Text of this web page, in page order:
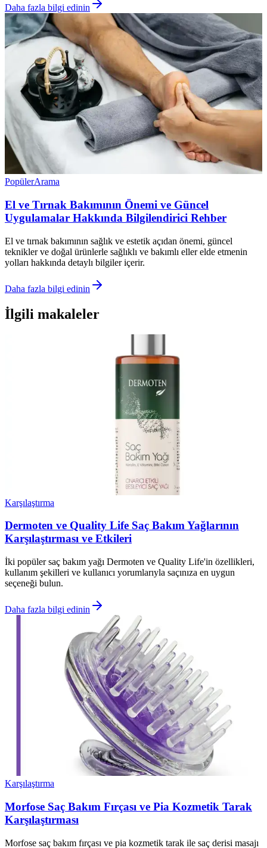
Daha fazla bilgi edinin
PopülerArama
El ve Tırnak Bakımının Önemi ve Güncel
Uygulamalar Hakkında Bilgilendirici Rehber
El ve tırnak bakımının sağlık ve estetik açıdan önemi, güncel
teknikler ve doğal ürünlerle sağlıklı ve bakımlı eller elde etmenin
yolları hakkında detaylı bilgiler içerir.
Daha fazla bilgi edinin
İlgili makaleler
Karşılaştırma
Dermoten ve Quality Life Saç Bakım Yağlarının
Karşılaştırması ve Etkileri
İki popüler saç bakım yağı Dermoten ve Quality Life'in özellikleri,
kullanım şekilleri ve kullanıcı yorumlarıyla saçınıza en uygun
seçeneği bulun.
Daha fazla bilgi edinin
Karşılaştırma
Morfose Saç Bakım Fırçası ve Pia Kozmetik Tarak
Karşılaştırması
Morfose saç bakım fırçası ve pia kozmetik tarak ile saç derisi masajı